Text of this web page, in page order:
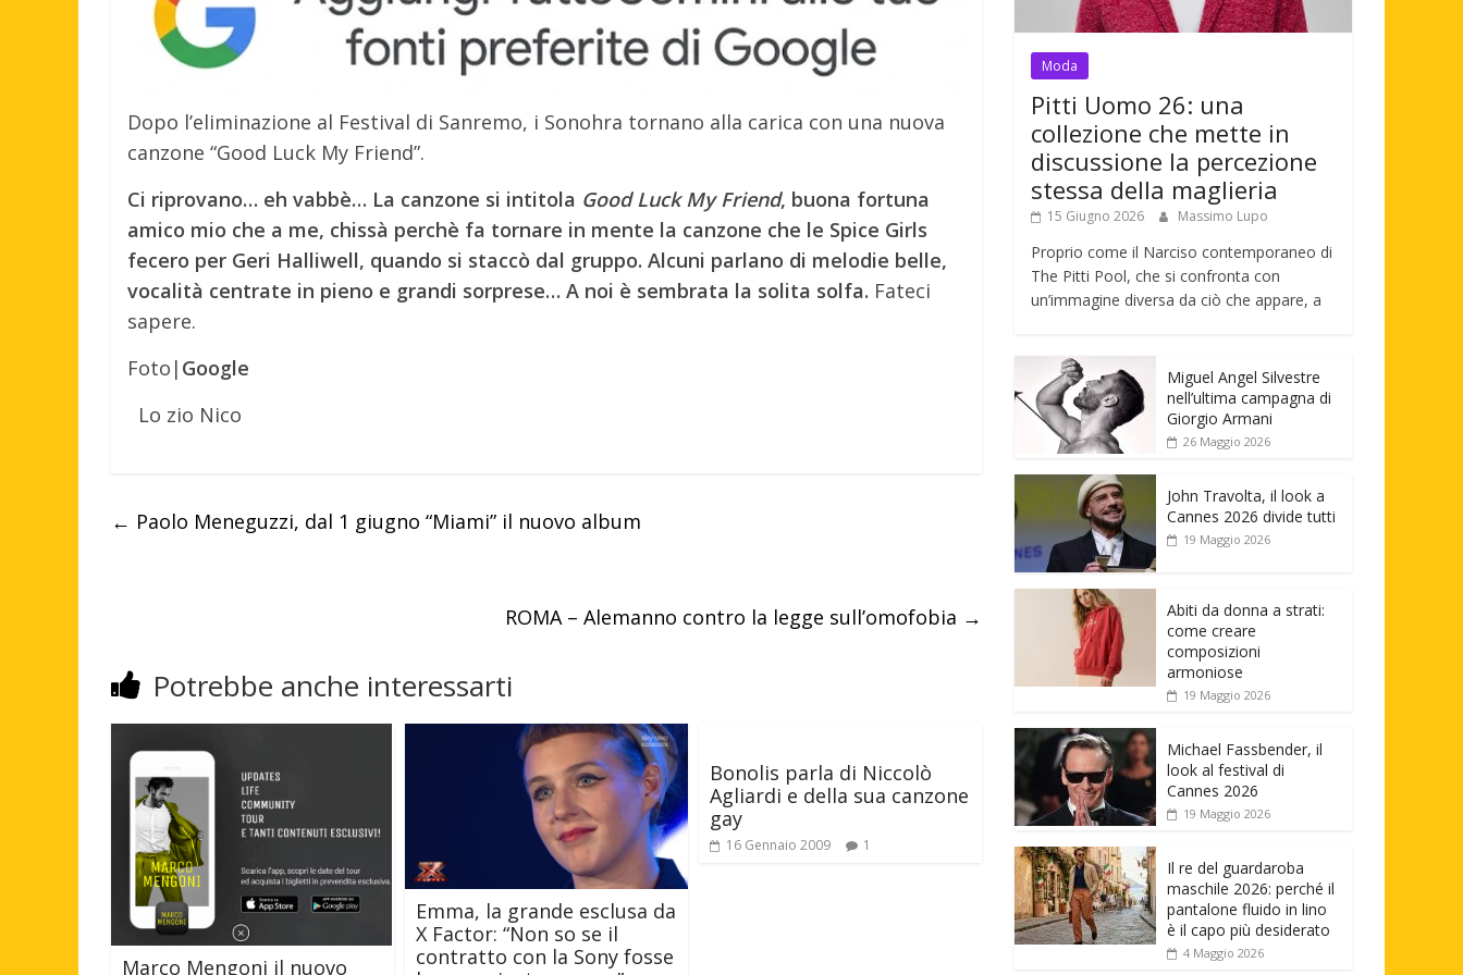
Dopo l’eliminazione al Festival di Sanremo, i Sonohra tornano alla carica con una nuova
canzone “Good Luck My Friend”.
Ci riprovano… eh vabbè… La canzone si intitola Good Luck My Friend, buona fortuna
amico mio che a me, chissà perchè fa tornare in mente la canzone che le Spice Girls
fecero per Geri Halliwell, quando si staccò dal gruppo. Alcuni parlano di melodie belle,
vocalità centrate in pieno e grandi sorprese… A noi è sembrata la solita solfa. Fateci
sapere.
Foto| Google
Lo zio Nico
← Paolo Meneguzzi, dal 1 giugno “Miami” il nuovo album
ROMA – Alemanno contro la legge sull’omofobia →
Potrebbe anche interessarti
Marco Mengoni il nuovo
Emma, la grande esclusa da
X Factor: “Non so se il
contratto con la Sony fosse
Bonolis parla di Niccolò
Agliardi e della sua canzone
gay
16 Gennaio 2009 1
Moda
Pitti Uomo 26: una
collezione che mette in
discussione la percezione
stessa della maglieria
15 Giugno 2026 Massimo Lupo
Proprio come il Narciso contemporaneo di
The Pitti Pool, che si confronta con
un’immagine diversa da ciò che appare, a
Miguel Angel Silvestre
nell’ultima campagna di
Giorgio Armani
26 Maggio 2026
John Travolta, il look a
Cannes 2026 divide tutti
19 Maggio 2026
Abiti da donna a strati:
come creare
composizioni
armoniose
19 Maggio 2026
Michael Fassbender, il
look al festival di
Cannes 2026
19 Maggio 2026
Il re del guardaroba
maschile 2026: perché il
pantalone fluido in lino
è il capo più desiderato
4 Maggio 2026